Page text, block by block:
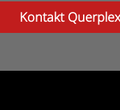
Kontakt